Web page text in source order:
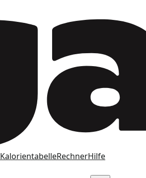
KalorientabelleRechnerHilfe